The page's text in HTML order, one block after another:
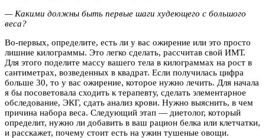
— Какими должны быть первые шаги худеющего с большого
веса?
Во-первых, определите, есть ли у вас ожирение или это просто
лишние килограммы. Это легко сделать, рассчитав свой ИМТ.
Для этого поделите массу вашего тела в килограммах на рост в
сантиметрах, возведенных в квадрат. Если получилась цифра
больше 30, то у вас ожирение, которое нужно лечить. Для начала
я бы посоветовала сходить к терапевту, сделать элементарное
обследование, ЭКГ, сдать анализ крови. Нужно выяснить, в чем
причина набора веса. Следующий этап — диетолог, который
определит, нужно ли добавить в ваш рацион белка или клетчатки,
и расскажет, почему стоит есть на ужин тушеные овощи.